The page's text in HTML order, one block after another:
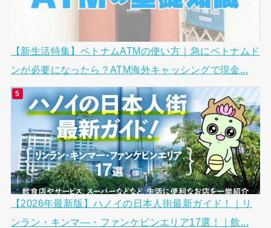
【新生活特集】ベトナムATMの使い方｜急にベトナムド
ンが必要になったら？ATM海外キャッシングで現金...
【2026年最新版】ハノイの日本人街最新ガイド！｜リ
ンラン・キンマ―・ファンケビンエリア17選！｜飲...